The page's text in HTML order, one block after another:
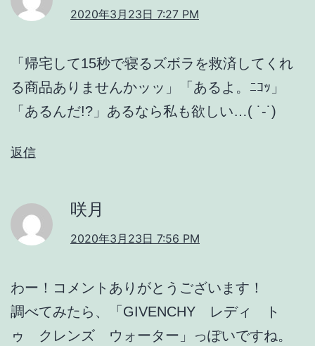
2020年3月23日 7:27 PM
「帰宅して15秒で寝るズボラを救済してくれ
る商品ありませんかッッ」「あるよ。ﾆｺｯ」
「あるんだ!?」あるなら私も欲しい…( ˙-˙)
返信
咲月
2020年3月23日 7:56 PM
わー！コメントありがとうございます！
調べてみたら、「GIVENCHY レディ ト
ゥ クレンズ ウォーター」っぽいですね。